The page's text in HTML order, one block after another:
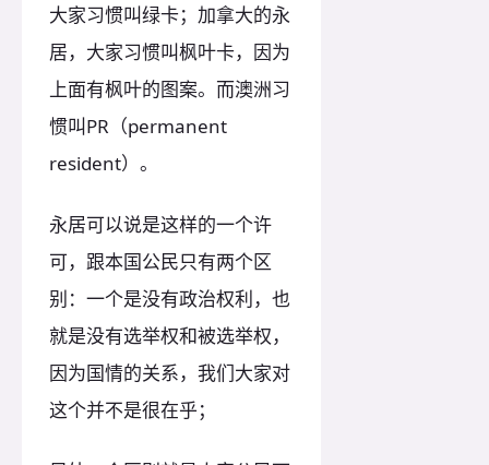
大家习惯叫绿卡；加拿大的永
居，大家习惯叫枫叶卡，因为
上面有枫叶的图案。而澳洲习
惯叫PR（permanent
resident）。
永居可以说是这样的一个许
可，跟本国公民只有两个区
别：一个是没有政治权利，也
就是没有选举权和被选举权，
因为国情的关系，我们大家对
这个并不是很在乎；